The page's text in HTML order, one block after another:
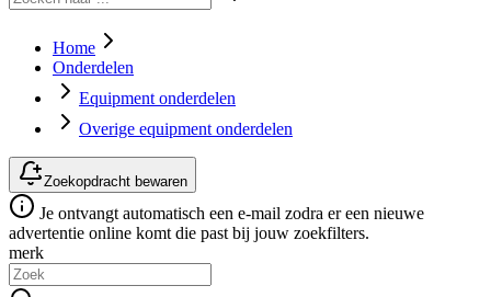
Home
Onderdelen
Equipment onderdelen
Overige equipment onderdelen
Zoekopdracht bewaren
Je ontvangt automatisch een e-mail zodra er een nieuwe
advertentie online komt die past bij jouw zoekfilters.
merk